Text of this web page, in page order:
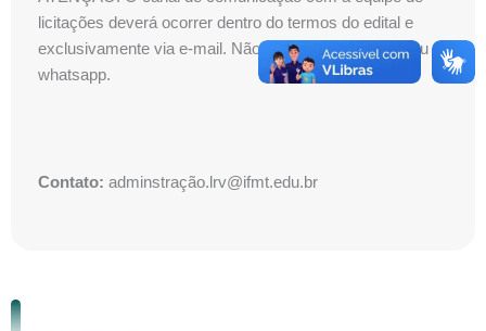
licitações deverá ocorrer dentro do termos do edital e
exclusivamente via e-mail. Não atendemos ligações ou
whatsapp.
Contato: adminstração.lrv@ifmt.edu.br